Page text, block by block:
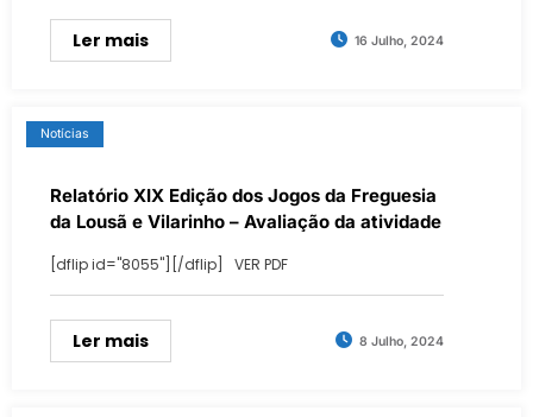
Ler mais 16 Julho, 2024
Notícias
Relatório XIX Edição dos Jogos da Freguesia
da Lousã e Vilarinho – Avaliação da atividade
[dflip id="8055"][/dflip] VER PDF
Ler mais 8 Julho, 2024